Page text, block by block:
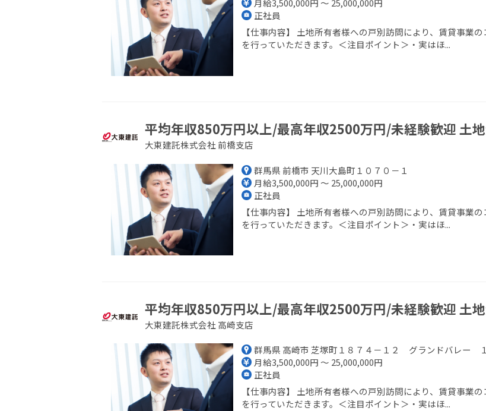
月給3,500,000円 ～ 25,000,000円
正社員
【仕事内容】 土地所有者様への戸別訪問により、賃貸事業
を行っていただきます。＜注目ポイント＞・実はほ...
平均年収850万円以上/最高年収2500万円/未経験歓迎 土
大東建託株式会社 前橋支店
群馬県 前橋市 天川大島町１０７０－１
月給3,500,000円 ～ 25,000,000円
正社員
【仕事内容】 土地所有者様への戸別訪問により、賃貸事業
を行っていただきます。＜注目ポイント＞・実はほ...
平均年収850万円以上/最高年収2500万円/未経験歓迎 土
大東建託株式会社 高崎支店
群馬県 高崎市 芝塚町１８７４－１２ グランドバレー
月給3,500,000円 ～ 25,000,000円
正社員
【仕事内容】 土地所有者様への戸別訪問により、賃貸事業
を行っていただきます。＜注目ポイント＞・実はほ...